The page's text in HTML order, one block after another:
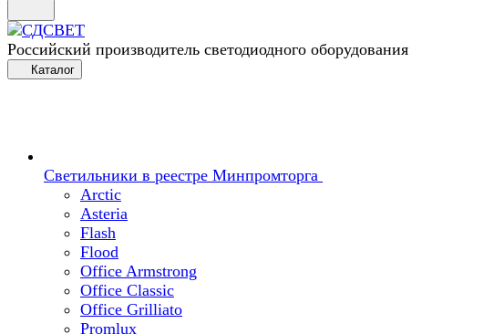
Российский производитель светодиодного оборудования
Каталог
Светильники в реестре Минпромторга
Arctic
Asteria
Flash
Flood
Office Armstrong
Office Classic
Office Grilliato
Promlux